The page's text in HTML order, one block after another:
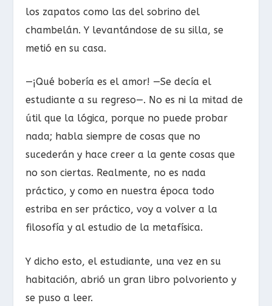
los zapatos como las del sobrino del
chambelán. Y levantándose de su silla, se
metió en su casa.
—¡Qué bobería es el amor! —Se decía el
estudiante a su regreso—. No es ni la mitad de
útil que la lógica, porque no puede probar
nada; habla siempre de cosas que no
sucederán y hace creer a la gente cosas que
no son ciertas. Realmente, no es nada
práctico, y como en nuestra época todo
estriba en ser práctico, voy a volver a la
filosofía y al estudio de la metafísica.
Y dicho esto, el estudiante, una vez en su
habitación, abrió un gran libro polvoriento y
se puso a leer.